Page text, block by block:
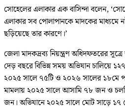
সোহেলের এলাকার এক বাসিন্দা বলেন,
এলাকার সব পোলাপানকে মাদকের মাধ্যমে
ছড়িয়েছে তার কারণে।’
জেলা মাদকদ্রব্য নিয়ন্ত্রণ অধিদফতরের
দেড় বছরে বিভিন্ন সময় অভিযান চালিয়ে
২০২৫ সালে ৭৫টি ও ২০২৬ সালের ১৮মে
মামলায় ২০২৫ সালে আসামি ৭৮ জন ও
জন। অভিযানে ২০২৫ সালে মোট সাড়ে ১৭